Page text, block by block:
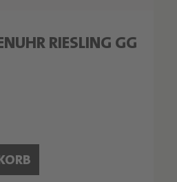
RIESLING GG